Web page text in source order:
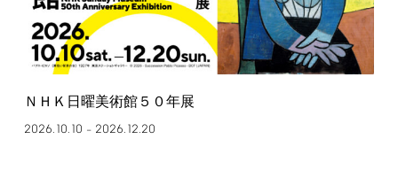
ＮＨＫ日曜美術館５０年展
2026.10.10 – 2026.12.20